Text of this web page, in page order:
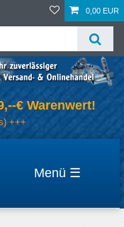
0,00 EUR
€ Warenwert!
+++
☰